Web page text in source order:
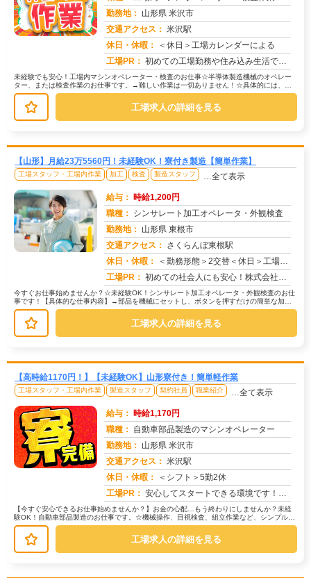
勤務地： 山形県 米沢市
交通アクセス： 米沢駅
休日・休暇：
＜休日＞工場カレンダーによる
工場PR： 初めての工場勤務や住み込み生活でも安心！☆100％寮完備！家具・家電付きで初期費用0円！→ 格安寮で貯金もできま...
未経験でも安心！工場内マシンオペレーター・検査のお仕事☆半導体製造機械のオペレー
ター、または検査作業のお仕事です。→難しい作業は一切ありません！☆具体的には、機
械の操作や製品の検査など、丁寧な研...
工場求人の詳細を見る
【山形】月給23万5560円！未経験OK！寮付き製造【簡単作業】
工場スタッフ・工場内作業 加工 検査 製造スタッフ …全て表示
給与： 時給1,200円
職種： シンサレート加工オペレータ・外観検査
勤務地： 山形県 東根市
交通アクセス： さくらんぼ東根駅
休日・休暇：
＜勤務形態＞2交替＜休日＞工場カレンダーによる
工場PR： 初めての社会人にも安心！株式会社京栄センターで、新しい一歩を踏み出しませんか？☆家具付き寮が初期費用0円で利用可能...
今すぐお仕事始めませんか？☆未経験OK！シンサレート加工オペレータ・外観検査のお仕
事です！【具体的な仕事内容】→部品を機械にセットし、ボタンを押すだけの簡単な加工
作業。→顕微鏡を使って、加工され...
工場求人の詳細を見る
【高時給1170円！】【未経験OK】山形寮付き！簡単軽作業
工場スタッフ・工場内作業 製造スタッフ 契約社員 職業紹介 …全て表示
給与： 時給1,170円
職種： 自動車部品製造のマシンオペレーター
勤務地： 山形県 米沢市
交通アクセス： 米沢駅
休日・休暇：
＜シフト＞5勤2休
工場PR： 安心してスタートできる環境です！☆全国2,500件以上の格安寮完備！初期費用0円で、家具・家電付きなので、すぐに生...
【今すぐ安心できるお仕事始めませんか？】お金の心配…もう終わりにしませんか？未経
験OK！自動車部品製造のお仕事です。☆機械操作、目視検査、組立作業など、シンプルな
お仕事が中心です。→難しい作業は...
工場求人の詳細を見る